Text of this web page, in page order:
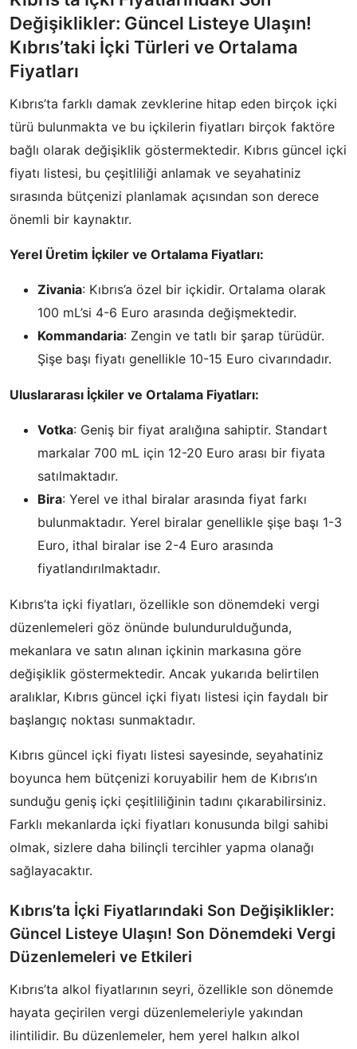
Değişiklikler: Güncel Listeye Ulaşın!
Kıbrıs’taki İçki Türleri ve Ortalama
Fiyatları
Kıbrıs’ta farklı damak zevklerine hitap eden birçok içki
türü bulunmakta ve bu içkilerin fiyatları birçok faktöre
bağlı olarak değişiklik göstermektedir. Kıbrıs güncel içki
fiyatı listesi, bu çeşitliliği anlamak ve seyahatiniz
sırasında bütçenizi planlamak açısından son derece
önemli bir kaynaktır.
Yerel Üretim İçkiler ve Ortalama Fiyatları:
Zivania: Kıbrıs’a özel bir içkidir. Ortalama olarak
100 mL’si 4-6 Euro arasında değişmektedir.
Kommandaria: Zengin ve tatlı bir şarap türüdür.
Şişe başı fiyatı genellikle 10-15 Euro civarındadır.
Uluslararası İçkiler ve Ortalama Fiyatları:
Votka: Geniş bir fiyat aralığına sahiptir. Standart
markalar 700 mL için 12-20 Euro arası bir fiyata
satılmaktadır.
Bira: Yerel ve ithal biralar arasında fiyat farkı
bulunmaktadır. Yerel biralar genellikle şişe başı 1-3
Euro, ithal biralar ise 2-4 Euro arasında
fiyatlandırılmaktadır.
Kıbrıs’ta içki fiyatları, özellikle son dönemdeki vergi
düzenlemeleri göz önünde bulundurulduğunda,
mekanlara ve satın alınan içkinin markasına göre
değişiklik göstermektedir. Ancak yukarıda belirtilen
aralıklar, Kıbrıs güncel içki fiyatı listesi için faydalı bir
başlangıç noktası sunmaktadır.
Kıbrıs güncel içki fiyatı listesi sayesinde, seyahatiniz
boyunca hem bütçenizi koruyabilir hem de Kıbrıs’ın
sunduğu geniş içki çeşitliliğinin tadını çıkarabilirsiniz.
Farklı mekanlarda içki fiyatları konusunda bilgi sahibi
olmak, sizlere daha bilinçli tercihler yapma olanağı
sağlayacaktır.
Kıbrıs’ta İçki Fiyatlarındaki Son Değişiklikler:
Güncel Listeye Ulaşın! Son Dönemdeki Vergi
Düzenlemeleri ve Etkileri
Kıbrıs’ta alkol fiyatlarının seyri, özellikle son dönemde
hayata geçirilen vergi düzenlemeleriyle yakından
ilintilidir. Bu düzenlemeler, hem yerel halkın alkol